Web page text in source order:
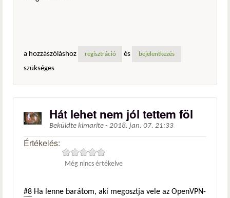
a hozzászóláshoz regisztráció és bejelentkezés
szükséges
Hát lehet nem jól tettem föl
Beküldte kimarite - 2018. jan. 07. 21:33
Értékelés:
Még nincs értékelve
#8 Ha lenne barátom, aki megosztja vele az OpenVPN-